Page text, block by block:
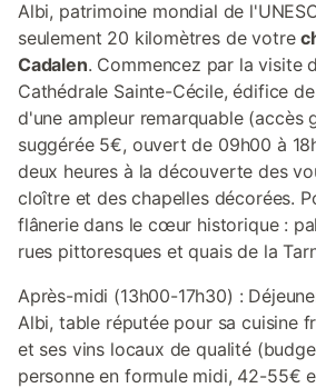
Albi, patrimoine mondial de
seulement 20 kilomètres de votre
Cadalen. Commencez par la visite
Cathédrale Sainte-Cécile, édifice
d'une ampleur remarquable (accès
suggérée 5€, ouvert de 09h00 à
deux heures à la découverte des
cloître et des chapelles décorées.
flânerie dans le cœur historique :
rues pittoresques et quais de la
Après-midi (13h00-17h30) :
Albi, table réputée pour sa cuisine
et ses vins locaux de qualité
personne en formule midi, 42-55€